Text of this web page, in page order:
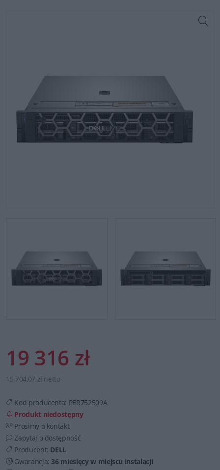
19 316 zł
15 704,07 zł netto
Kod producenta: PER752509A
Produkt niedostępny
Prosimy o kontakt
Zapytaj o dostępność
Producent: DELL
Gwarancja:36 miesięcy w miejscu instalacji